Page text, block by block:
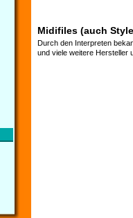
Midifiles (auch
Durch den Interpreten
und viele weitere Hersteller